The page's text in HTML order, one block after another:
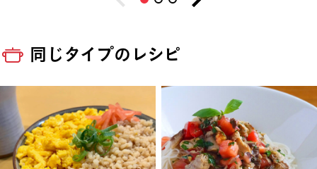
同じタイプのレシピ